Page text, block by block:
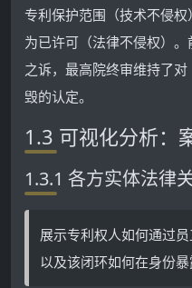
专利保护范围（技术不侵
为已许可（法律不侵权）
之诉，最高院终审维持了
毁的认定。
1.3 可视化分析：
1.3.1 各方实体法律
展示专利权人如何通过员
以及该闭环如何在身份暴